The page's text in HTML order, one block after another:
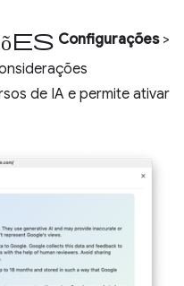
Configurações>
de IA e permite ativar